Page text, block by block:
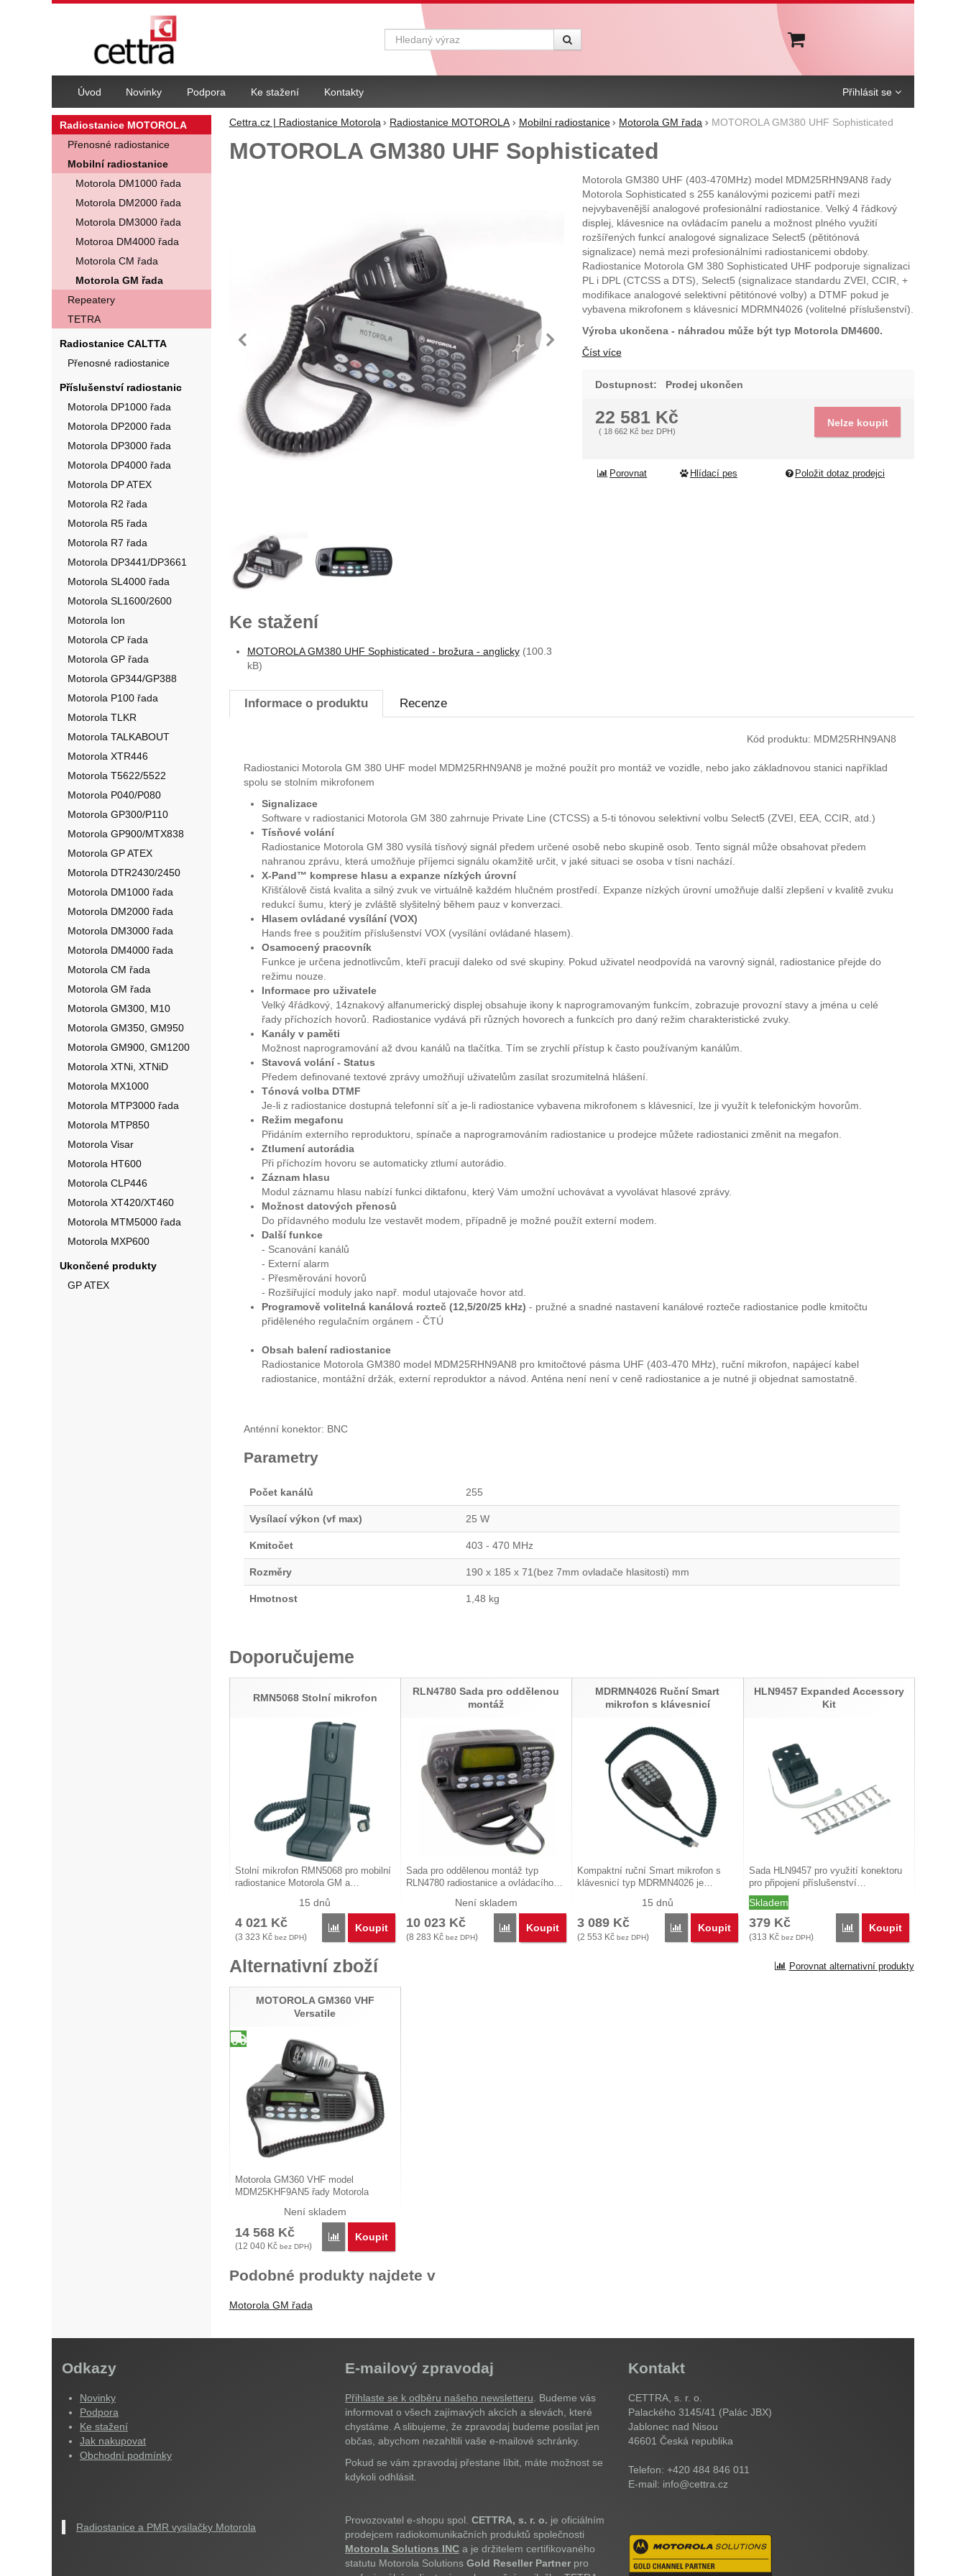
Cettra.cz | Radiostanice Motorola Radiostanice MOTOROLA Mobilní radiostanice Motorola GM řada MOTOROLA GM380 UHF Sophisticated
MOTOROLA GM380 UHF Sophisticated
předchozí následující
Fotografie
Ke stažení
MOTOROLA GM380 UHF Sophisticated - brožura - anglicky(100.3
kB)
Motorola GM380 UHF (403-470MHz) model MDM25RHN9AN8 řady
Motorola Sophisticated s 255 kanálovými pozicemi patří mezi
nejvybavenější analogové profesionální radiostanice. Velký 4 řádkový
displej, klávesnice na ovládacím panelu a možnost plného využití
rozšířených funkcí analogové signalizace Select5 (pětitónová
signalizace) nemá mezi profesionálními radiostanicemi obdoby.
Radiostanice Motorola GM 380 Sophisticated UHF podporuje signalizaci
PL i DPL (CTCSS a DTS), Select5 (signalizace standardu ZVEI, CCIR, +
modifikace analogové selektivní pětitónové volby) a DTMF pokud je
vybavena mikrofonem s klávesnicí MDRMN4026 (volitelné příslušenství).
Výroba ukončena - náhradou může být typ Motorola DM4600.
Číst více
Dostupnost: Prodej ukončen
22 581 Kč
(18 662 Kč bez DPH)
Nelze koupit
Porovnat Hlídací pes Položit dotaz prodejci
Informace o produktu Recenze
Kód produktu: MDM25RHN9AN8
Radiostanici Motorola GM 380 UHF model MDM25RHN9AN8 je možné použít pro montáž ve vozidle, nebo jako základnovou stanici například
spolu se stolním mikrofonem
Signalizace
Software v radiostanici Motorola GM 380 zahrnuje Private Line (CTCSS) a 5-ti tónovou selektivní volbu Select5 (ZVEI, EEA, CCIR, atd.)
Tísňové volání
Radiostanice Motorola GM 380 vysílá tísňový signál předem určené osobě nebo skupině osob. Tento signál může obsahovat předem
nahranou zprávu, která umožňuje příjemci signálu okamžitě určit, v jaké situaci se osoba v tísni nachází.
X-Pand™ komprese hlasu a expanze nízkých úrovní
Křišťálově čistá kvalita a silný zvuk ve virtuálně každém hlučném prostředí. Expanze nízkých úrovní umožňuje další zlepšení v kvalitě zvuku
redukcí šumu, který je zvláště slyšitelný během pauz v konverzaci.
Hlasem ovládané vysílání (VOX)
Hands free s použitím příslušenství VOX (vysílání ovládané hlasem).
Osamocený pracovník
Funkce je určena jednotlivcům, kteří pracují daleko od své skupiny. Pokud uživatel neodpovídá na varovný signál, radiostanice přejde do
režimu nouze.
Informace pro uživatele
Velký 4řádkový, 14znakový alfanumerický displej obsahuje ikony k naprogramovaným funkcím, zobrazuje provozní stavy a jména u celé
řady příchozích hovorů. Radiostanice vydává při různých hovorech a funkcích pro daný režim charakteristické zvuky.
Kanály v paměti
Možnost naprogramování až dvou kanálů na tlačítka. Tím se zrychlí přístup k často používaným kanálům.
Stavová volání - Status
Předem definované textové zprávy umožňují uživatelům zasílat srozumitelná hlášení.
Tónová volba DTMF
Je-li z radiostanice dostupná telefonní síť a je-li radiostanice vybavena mikrofonem s klávesnicí, lze ji využít k telefonickým hovorům.
Režim megafonu
Přidáním externího reproduktoru, spínače a naprogramováním radiostanice u prodejce můžete radiostanici změnit na megafon.
Ztlumení autorádia
Při příchozím hovoru se automaticky ztlumí autorádio.
Záznam hlasu
Modul záznamu hlasu nabízí funkci diktafonu, který Vám umožní uchovávat a vyvolávat hlasové zprávy.
Možnost datových přenosů
Do přídavného modulu lze vestavět modem, případně je možné použít externí modem.
Další funkce
- Scanování kanálů
- Externí alarm
- Přesměrování hovorů
- Rozšiřující moduly jako např. modul utajovače hovor atd.
Programově volitelná kanálová rozteč (12,5/20/25 kHz) - pružné a snadné nastavení kanálové rozteče radiostanice podle kmitočtu
přiděleného regulačním orgánem - ČTÚ
Obsah balení radiostanice
Radiostanice Motorola GM380 model MDM25RHN9AN8 pro kmitočtové pásma UHF (403-470 MHz), ruční mikrofon, napájecí kabel
radiostanice, montážní držák, externí reproduktor a návod. Anténa není není v ceně radiostanice a je nutné ji objednat samostatně.
Anténní konektor: BNC
Parametry
Počet kanálů 255
Vysílací výkon (vf max) 25 W
Kmitočet 403 - 470 MHz
Rozměry 190 x 185 x 71(bez 7mm ovladače hlasitosti) mm
Hmotnost 1,48 kg
Doporučujeme
RMN5068 Stolní mikrofon
Stolní mikrofon RMN5068 pro mobilní
radiostanice Motorola GM a…
15 dnů
4 021 Kč
(3 323 Kč bez DPH)
Porovnat
Koupit
RLN4780 Sada pro oddělenou
montáž
Sada pro oddělenou montáž typ
RLN4780 radiostanice a ovládacího…
Není skladem
10 023 Kč
(8 283 Kč bez DPH)
Porovnat
Koupit
MDRMN4026 Ruční Smart
mikrofon s klávesnicí
Kompaktní ruční Smart mikrofon s
klávesnicí typ MDRMN4026 je…
15 dnů
3 089 Kč
(2 553 Kč bez DPH)
Porovnat
Koupit
HLN9457 Expanded Accessory
Kit
Sada HLN9457 pro využití konektoru
pro připojení příslušenství…
Skladem
379 Kč
(313 Kč bez DPH)
Porovnat
Koupit
Alternativní zboží Porovnat alternativní produkty
MOTOROLA GM360 VHF
Versatile
Motorola GM360 VHF model
MDM25KHF9AN5 řady Motorola
Není skladem
14 568 Kč
(12 040 Kč bez DPH)
Porovnat
Koupit
Podobné produkty najdete v
Motorola GM řada
Radiostanice MOTOROLA
Přenosné radiostanice
Mobilní radiostanice
Motorola DM1000 řada
Motorola DM2000 řada
Motorola DM3000 řada
Motoroa DM4000 řada
Motorola CM řada
Motorola GM řada
Repeatery
TETRA
Radiostanice CALTTA
Přenosné radiostanice
Příslušenství radiostanic
Motorola DP1000 řada
Motorola DP2000 řada
Motorola DP3000 řada
Motorola DP4000 řada
Motorola DP ATEX
Motorola R2 řada
Motorola R5 řada
Motorola R7 řada
Motorola DP3441/DP3661
Motorola SL4000 řada
Motorola SL1600/2600
Motorola Ion
Motorola CP řada
Motorola GP řada
Motorola GP344/GP388
Motorola P100 řada
Motorola TLKR
Motorola TALKABOUT
Motorola XTR446
Motorola T5622/5522
Motorola P040/P080
Motorola GP300/P110
Motorola GP900/MTX838
Motorola GP ATEX
Motorola DTR2430/2450
Motorola DM1000 řada
Motorola DM2000 řada
Motorola DM3000 řada
Motorola DM4000 řada
Motorola CM řada
Motorola GM řada
Motorola GM300, M10
Motorola GM350, GM950
Motorola GM900, GM1200
Motorola XTNi, XTNiD
Motorola MX1000
Motorola MTP3000 řada
Motorola MTP850
Motorola Visar
Motorola HT600
Motorola CLP446
Motorola XT420/XT460
Motorola MTM5000 řada
Motorola MXP600
Ukončené produkty
GP ATEX
Navigace
Úvod Novinky Podpora Ke stažení Kontakty Přihlásit se
Vyhledávání
Odkazy
Novinky
Podpora
Ke stažení
Jak nakupovat
Obchodní podmínky
Radiostanice a PMR vysílačky Motorola
E-mailový zpravodaj
Přihlaste se k odběru našeho newsletteru . Budeme vás
informovat o všech zajímavých akcích a slevách, které
chystáme. A slibujeme, že zpravodaj budeme posílat jen
občas, abychom nezahltili vaše e-mailové schránky.
Pokud se vám zpravodaj přestane líbit, máte možnost se
kdykoli odhlásit.
Provozovatel e-shopu spol. CETTRA, s. r. o. je oficiálním
prodejcem radiokomunikačních produktů společnosti
Motorola Solutions INCa je držitelem certifikovaného
statutu Motorola Solutions Gold Reseller Partnerpro
Kontakt
CETTRA, s. r. o.
Palackého 3145/41 (Palác JBX)
Jablonec nad Nisou
46601 Česká republika
Telefon: +420 484 846 011
E-mail: info@cettra.cz